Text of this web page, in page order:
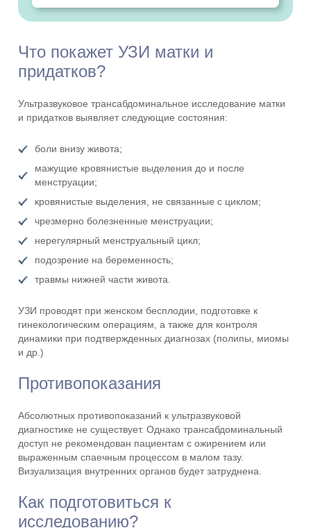
Что покажет УЗИ матки и
придатков?
Ультразвуковое трансабдоминальное исследование матки
и придатков выявляет следующие состояния:
боли внизу живота;
мажущие кровянистые выделения до и после
менструации;
кровянистые выделения, не связанные с циклом;
чрезмерно болезненные менструации;
нерегулярный менструальный цикл;
подозрение на беременность;
травмы нижней части живота.
УЗИ проводят при женском бесплодии, подготовке к
гинекологическим операциям, а также для контроля
динамики при подтвержденных диагнозах (полипы, миомы
и др.)
Противопоказания
Абсолютных противопоказаний к ультразвуковой
диагностике не существует. Однако трансабдоминальный
доступ не рекомендован пациентам с ожирением или
выраженным спаечным процессом в малом тазу.
Визуализация внутренних органов будет затруднена.
Как подготовиться к
исследованию?